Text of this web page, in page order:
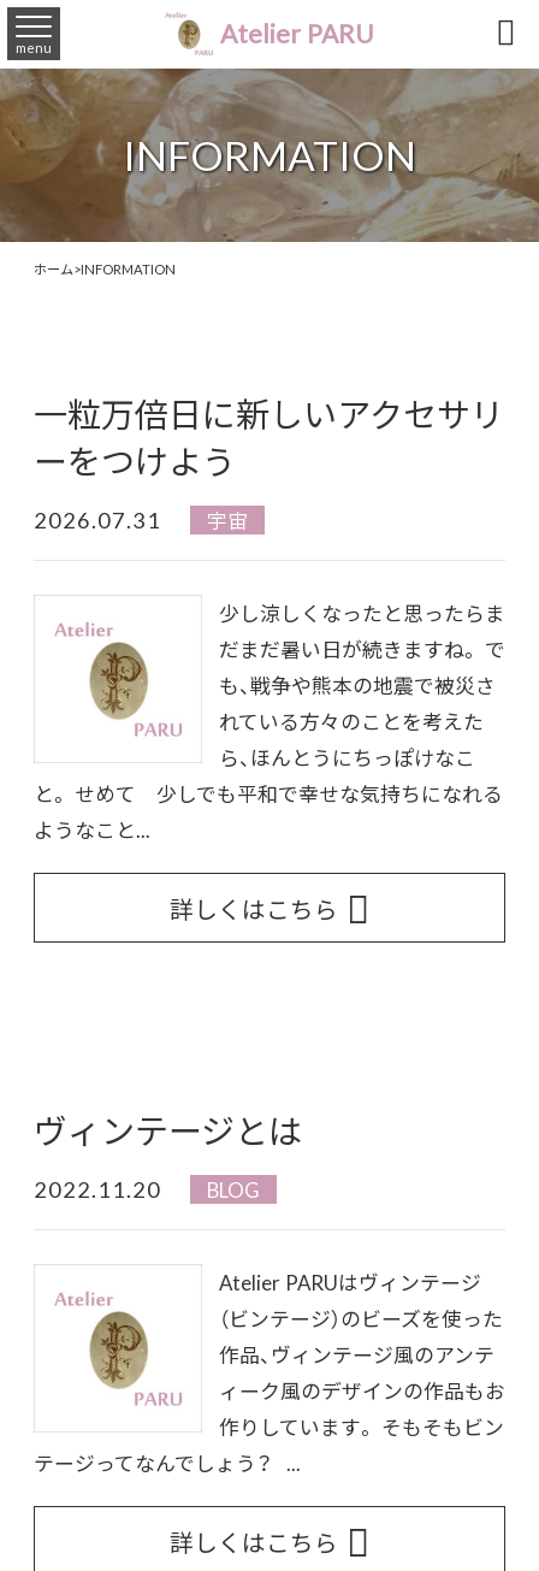
Atelier PARU
menu 
INFORMATION
ホーム>INFORMATION
一粒万倍日に新しいアクセサリ
ーをつけよう
2026.07.31 宇宙
少し涼しくなったと思ったらま
だまだ暑い日が続きますね。 で
も、戦争や熊本の地震で被災さ
れている方々のことを考えた
ら、ほんとうにちっぽけなこ
と。 せめて 少しでも平和で幸せな気持ちになれる
ようなこと...
詳しくはこちら
ヴィンテージとは
2022.11.20 BLOG
Atelier PARUはヴィンテージ
（ビンテージ）のビーズを使った
作品、ヴィンテージ風のアンテ
ィーク風のデザインの作品もお
作りしています。 そもそもビン
テージってなんでしょう？ ...
詳しくはこちら